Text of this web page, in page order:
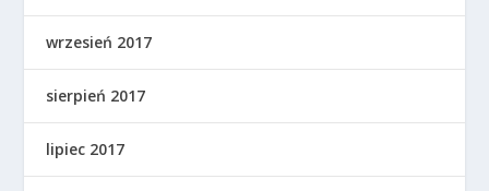
wrzesień 2017
sierpień 2017
lipiec 2017